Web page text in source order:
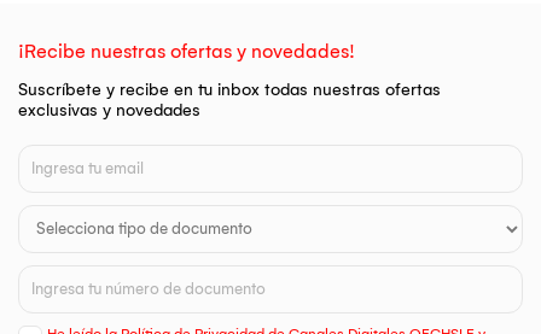
¡Recibe nuestras ofertas y novedades!
Suscríbete y recibe en tu inbox todas nuestras ofertas
exclusivas y novedades